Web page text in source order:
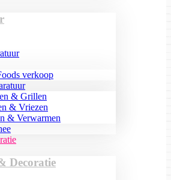
verkoop
& Grillen
& Vriezen
& Verwarmen
Decoratie